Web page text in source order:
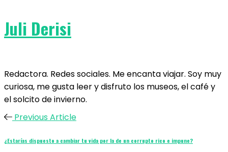
Juli Derisi
Redactora. Redes sociales. Me encanta viajar. Soy muy
curiosa, me gusta leer y disfruto los museos, el café y
el solcito de invierno.
Previous Article
¿Estarías dispuesto a cambiar tu vida por la de un corrupto rico e impune?